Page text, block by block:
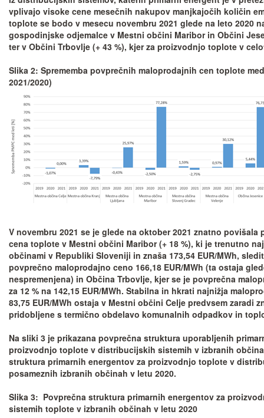
vplivajo visoke cene mesečnih nakupov manjkajočih količin
toplote se bodo v mesecu novembru 2021 glede na leto 2020
gospodinjske odjemalce v Mestni občini Maribor in Občini
ter v Občini Trbovlje (+ 43 %), kjer za proizvodnjo toplote v
Slika 2: Sprememba povprečnih maloprodajnih cen toplote
2021/2020)
V novembru 2021 se je glede na oktober 2021 znatno povišala
cena toplote v Mestni občini Maribor (+ 18 %), ki je trenutno
občinami v Republiki Sloveniji in znaša 173,54 EUR/MWh,
povprečno maloprodajno ceno 166,18 EUR/MWh (ta ostaja
nespremenjena) in Občina Trbovlje, kjer se je povprečna
za 12 % na 142,15 EUR/MWh. Stabilna in hkrati najnižja
83,75 EUR/MWh ostaja v Mestni občini Celje predvsem zaradi
pridobljene s termično obdelavo komunalnih odpadkov in
Na sliki 3 je prikazana povprečna struktura uporabljenih
proizvodnjo toplote v distribucijskih sistemih v izbranih
struktura primarnih energentov za proizvodnjo toplote v
posameznih izbranih občinah v letu 2020.
Slika 3: Povprečna struktura primarnih energentov za
sistemih toplote v izbranih občinah v letu 2020